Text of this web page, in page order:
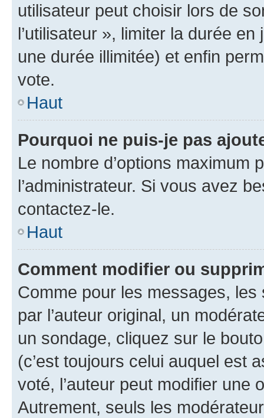
utilisateur peut choisir lors de
l’utilisateur », limiter la durée
une durée illimitée) et enfin
vote.
Haut
Pourquoi ne puis-je pas
Le nombre d’options maximum
l’administrateur. Si vous avez
contactez-le.
Haut
Comment modifier ou
Comme pour les messages,
par l’auteur original, un
un sondage, cliquez sur le
(c’est toujours celui auquel est
voté, l’auteur peut modifier une
Autrement, seuls les